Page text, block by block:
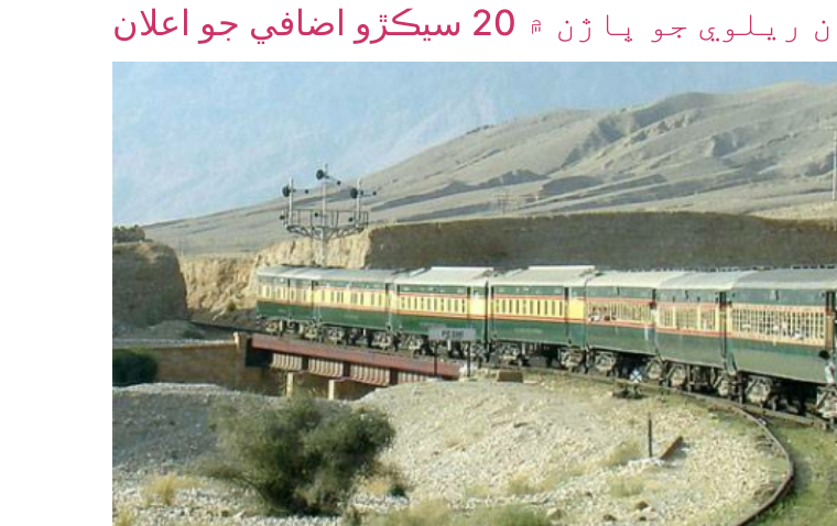
20 سيڪڙو اضافي جو اعلان